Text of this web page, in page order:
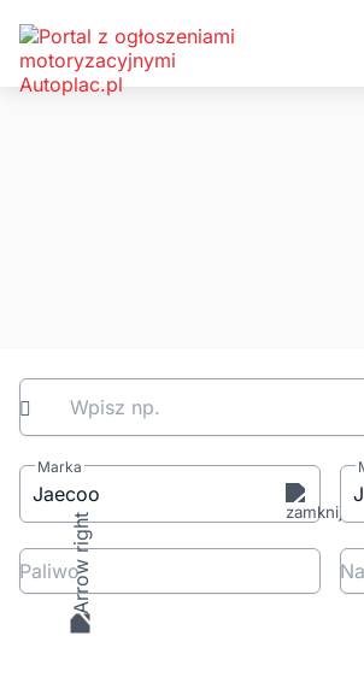
Wpisz np.
Marka
Jaecoo
Paliwo